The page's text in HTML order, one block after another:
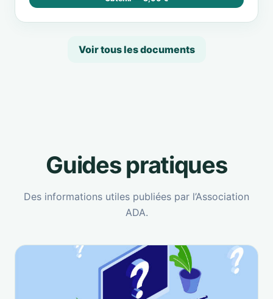
Voir tous les documents
Guides pratiques
Des informations utiles publiées par l’Association
ADA.